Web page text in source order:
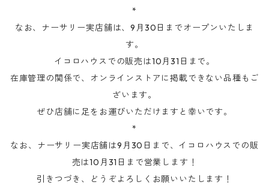
*
なお、ナーサリー実店舗は、9月30日までオープンいたしま
す。
イコロハウスでの販売は10月31日まで。
在庫管理の関係で、オンラインストアに掲載できない品種もご
ざいます。
ぜひ店舗に足をお運びいただけますと幸いです。
*
なお、ナーサリー実店舗は9月30日まで、イコロハウスでの販
売は10月31日まで営業します！
引きつづき、どうぞよろしくお願いいたします！